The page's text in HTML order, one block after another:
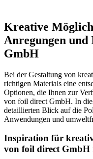
Kreative
Anregungen
GmbH
Bei der Gestaltung von
richtigen Materials eine
Optionen, die Ihnen zur
von foil direct GmbH. In
detaillierten Blick auf die
Anwendungen und
Inspiration für
von foil direct GmbH